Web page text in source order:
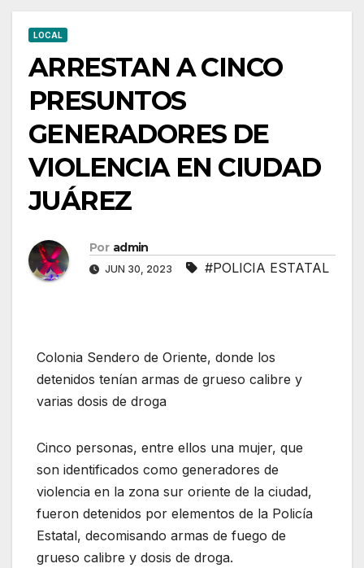
LOCAL
ARRESTAN A CINCO
PRESUNTOS
GENERADORES DE
VIOLENCIA EN CIUDAD
JUÁREZ
Por admin
JUN 30, 2023 #POLICIA ESTATAL
Colonia Sendero de Oriente, donde los
detenidos tenían armas de grueso calibre y
varias dosis de droga
Cinco personas, entre ellos una mujer, que
son identificados como generadores de
violencia en la zona sur oriente de la ciudad,
fueron detenidos por elementos de la Policía
Estatal, decomisando armas de fuego de
grueso calibre y dosis de droga.